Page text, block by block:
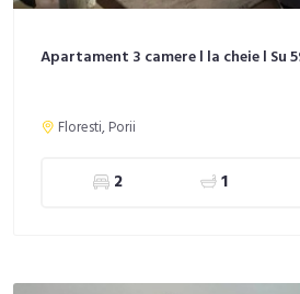
Apartament 3 camere l la cheie l Su
Floresti, Porii
2 1